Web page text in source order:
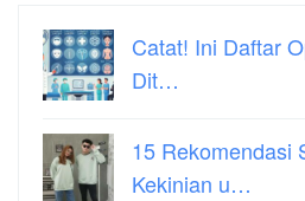
Catat! Ini Daftar
Dit…
15 Rekomendasi
Kekinian u…